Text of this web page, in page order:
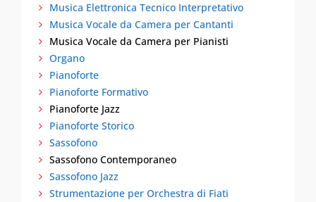
Musica Elettronica Tecnico Interpretativo
Musica Vocale da Camera per Cantanti
Musica Vocale da Camera per Pianisti
Organo
Pianoforte
Pianoforte Formativo
Pianoforte Jazz
Pianoforte Storico
Sassofono
Sassofono Contemporaneo
Sassofono Jazz
Strumentazione per Orchestra di Fiati